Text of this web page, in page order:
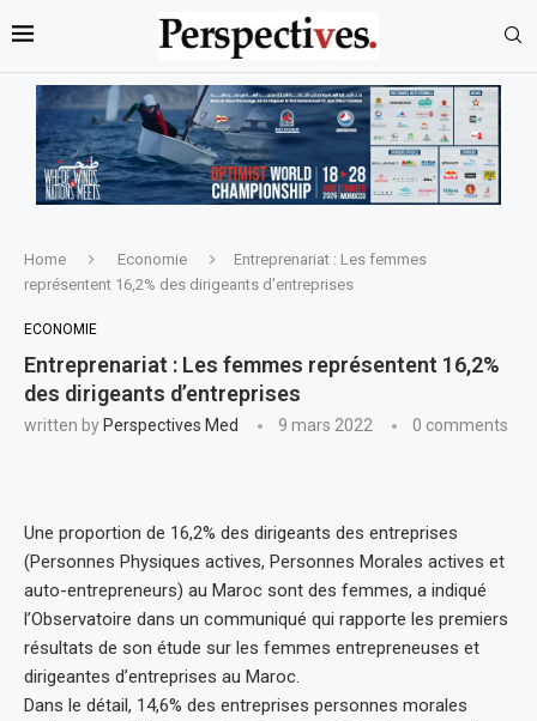
Home Economie
Entreprenariat : Les femmes
représentent 16,2% des dirigeants d’entreprises
ECONOMIE
Entreprenariat : Les femmes représentent 16,2%
des dirigeants d’entreprises
written by Perspectives Med 9 mars 2022 0 comments
Une proportion de 16,2% des dirigeants des entreprises
(Personnes Physiques actives, Personnes Morales actives et
auto-entrepreneurs) au Maroc sont des femmes, a indiqué
l’Observatoire dans un communiqué qui rapporte les premiers
résultats de son étude sur les femmes entrepreneuses et
dirigeantes d’entreprises au Maroc.
Dans le détail, 14,6% des entreprises personnes morales